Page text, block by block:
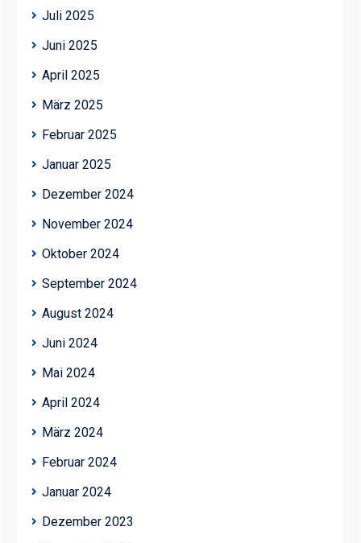
Juli 2025
Juni 2025
April 2025
März 2025
Februar 2025
Januar 2025
Dezember 2024
November 2024
Oktober 2024
September 2024
August 2024
Juni 2024
Mai 2024
April 2024
März 2024
Februar 2024
Januar 2024
Dezember 2023